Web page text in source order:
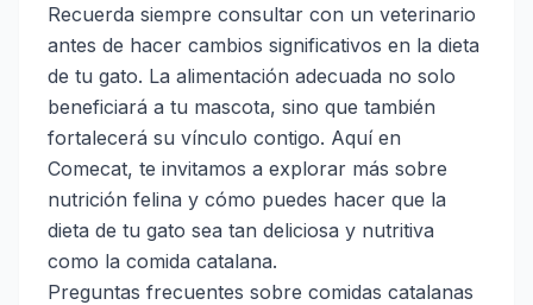
Recuerda siempre consultar con un veterinario
antes de hacer cambios significativos en la dieta
de tu gato. La alimentación adecuada no solo
beneficiará a tu mascota, sino que también
fortalecerá su vínculo contigo. Aquí en
Comecat, te invitamos a explorar más sobre
nutrición felina y cómo puedes hacer que la
dieta de tu gato sea tan deliciosa y nutritiva
como la comida catalana.
Preguntas frecuentes sobre comidas catalanas